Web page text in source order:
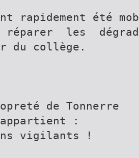
rapidement été
réparer les
du collège.
de Tonnerre
appartient :
vigilants !